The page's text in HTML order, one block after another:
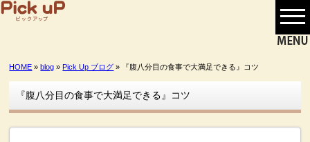
HOME »blog »Pick Up ブログ » 『腹八分目の食事で大満足できる』コツ
『腹八分目の食事で大満足できる』コツ